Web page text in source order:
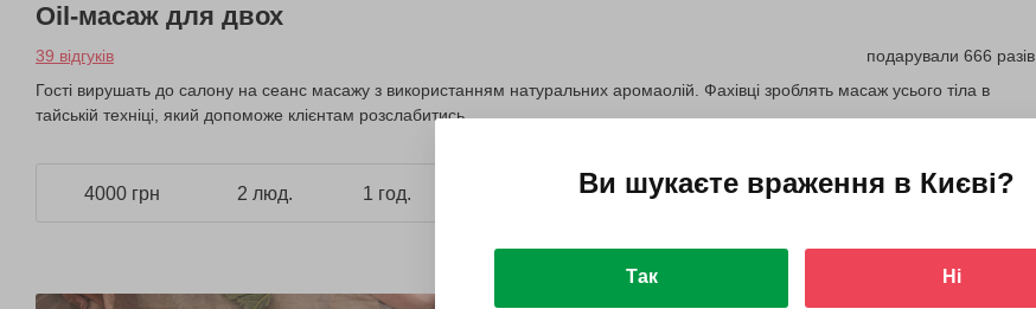
Oil-масаж для двох
39 відгуків
подарували 666 разів
Гості вирушать до салону на сеанс масажу з використанням натуральних аромаолій. Фахівці зроблять масаж усього тіла в
тайській техніці, який допоможе клієнтам розслабитись.
4000 грн 2 люд. 1 год. Купити для себе
Ви шукаєте враження в Києві?
Так Ні